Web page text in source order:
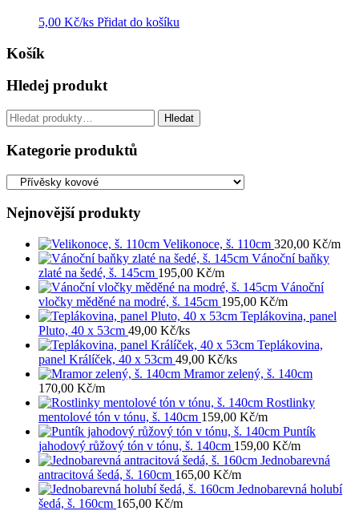
5,00 Kč/ks Přidat do košíku
Košík
Hledej produkt
Hledat: Hledat
Kategorie produktů
Nejnovější produkty
Velikonoce, š. 110cm 320,00 Kč/m
Vánoční baňky
zlaté na šedé, š. 145cm 195,00 Kč/m
Vánoční
vločky měděné na modré, š. 145cm 195,00 Kč/m
Teplákovina, panel
Pluto, 40 x 53cm 49,00 Kč/ks
Teplákovina,
panel Králíček, 40 x 53cm 49,00 Kč/ks
Mramor zelený, š. 140cm
170,00 Kč/m
Rostlinky
mentolové tón v tónu, š. 140cm 159,00 Kč/m
Puntík
jahodový růžový tón v tónu, š. 140cm 159,00 Kč/m
Jednobarevná
antracitová šedá, š. 160cm 165,00 Kč/m
Jednobarevná holubí
šedá, š. 160cm 165,00 Kč/m